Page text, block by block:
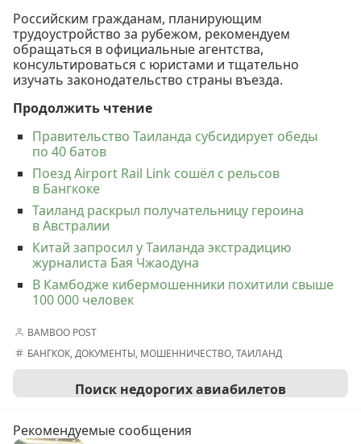
Российским гражданам, планирующим
трудоустройство за рубежом, рекомендуем
обращаться в официальные агентства,
консультироваться с юристами и тщательно
изучать законодательство страны въезда.
Продолжить чтение
Правительство Таиланда субсидирует обеды
по 40 батов
Поезд Airport Rail Link сошёл с рельсов
в Бангкоке
Таиланд раскрыл получательницу героина
в Австралии
Китай запросил у Таиланда экстрадицию
журналиста Бая Чжаодуна
В Камбодже кибермошенники похитили свыше
100 000 человек
BAMBOO POST
БАНГКОК,ДОКУМЕНТЫ, МОШЕННИЧЕСТВО,ТАИЛАНД
Поиск недорогих авиабилетов
Рекомендуемые сообщения